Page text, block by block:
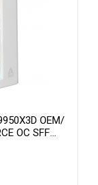
OEM/
OC SFF